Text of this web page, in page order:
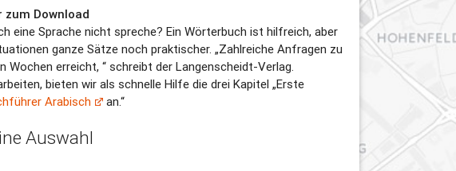
Download
eine Sprache nicht spreche? Ein Wörterbuch ist hilfreich, aber
ganze Sätze noch praktischer. „Zahlreiche Anfragen zu
erreicht, “ schreibt der Langenscheidt-Verlag.
bieten wir als schnelle Hilfe die drei Kapitel „Erste
Arabisch an.“
Auswahl